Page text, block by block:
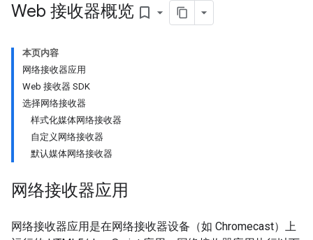
Web 接收器概览 bookmark_border
本页内容
网络接收器应用
Web 接收器 SDK
选择网络接收器
样式化媒体网络接收器
自定义网络接收器
默认媒体网络接收器
网络接收器应用
网络接收器应用是在网络接收器设备（如 Chromecast）上